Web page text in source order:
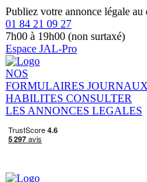
Publiez votre annonce légale au
01 84 21 09 27
7h00 à 19h00 (non surtaxé)
Espace JAL-Pro
NOS
FORMULAIRES JOURNAUX
HABILITES CONSULTER
LES ANNONCES LEGALES